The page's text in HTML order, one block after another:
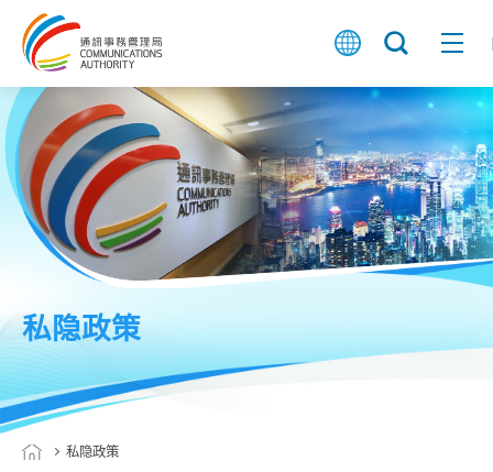
私隐政策
私隐政策